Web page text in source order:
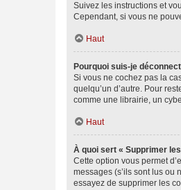
Suivez les instructions et
Cependant, si vous ne
Haut
Pourquoi suis-je
Si vous ne cochez pas la
quelqu’un d’autre. Pour
comme une librairie, un
Haut
À quoi sert « Supprimer
Cette option vous permet
messages (s’ils sont lus ou
essayez de supprimer les